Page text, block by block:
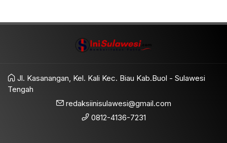
Jl. Kasanangan, Kel. Kali Kec. Biau Kab.Buol - Sulawesi
Tengah
redaksiinisulawesi@gmail.com
0812-4136-7231